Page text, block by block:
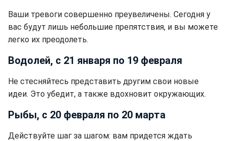
Ваши тревоги совершенно преувеличены. Сегодня у
вас будут лишь небольшие препятствия, и вы можете
легко их преодолеть.
Водолей, с 21 января по 19 февраля
Не стесняйтесь представить другим свои новые
идеи. Это убедит, а также вдохновит окружающих.
Рыбы, с 20 февраля по 20 марта
Действуйте шаг за шагом: вам придется ждать